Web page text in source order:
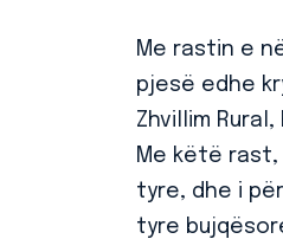
Me rastin e
pjesë edhe
Zhvillim Rural,
Me këtë
tyre, dhe i
tyre